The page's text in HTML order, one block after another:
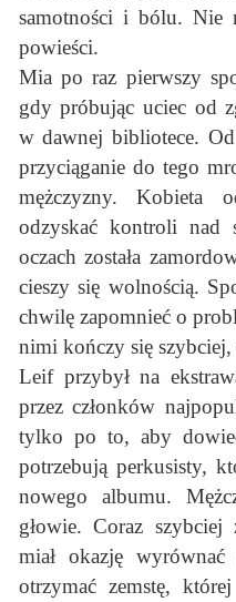
samotności i bólu. Nie
powieści.
Mia po raz pierwszy
gdy próbując uciec od
w dawnej bibliotece.
przyciąganie do tego
mężczyzny.
odzyskać kontroli
oczach została
cieszy się wolnością.
chwilę zapomnieć o
nimi kończy się szybciej,
Leif przybył na
przez członków
tylko po to, aby
potrzebują perkusisty,
nowego albumu.
głowie. Coraz
miał okazję
otrzymać zemstę,